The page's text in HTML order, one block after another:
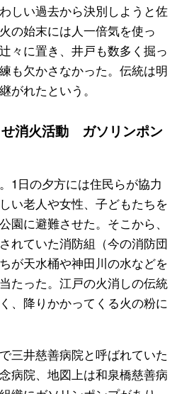
しい過去から決別しようと佐
の始末には人一倍気を使っ
々に置き、井戸も数多く掘っ
も欠かさなかった。伝統は明
がれたという。
消火活動 ガソリンポン
1日の夕方には住民らが協力
い老人や女性、子どもたちを
園に避難させた。そこから、
れていた消防組（今の消防団
が天水桶や神田川の水などを
たった。江戸の火消しの伝統
、降りかかってくる火の粉に
三井慈善病院と呼ばれていた
病院、地図上は和泉橋慈善病